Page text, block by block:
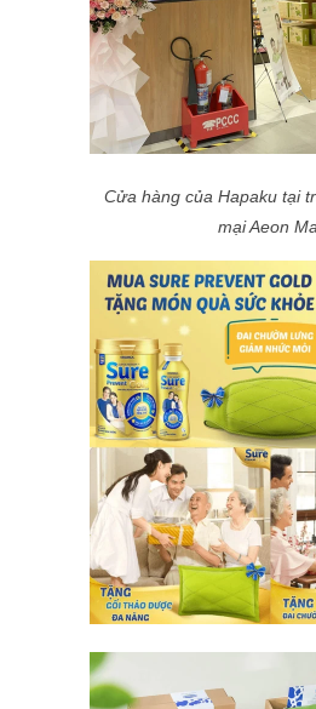
Cửa hàng của Hapaku tại
mại Aeon